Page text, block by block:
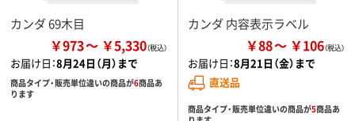
カンダ 69木目
￥973 ￥5,330
お届け日：8月24日（月）まで
商品タイプ・販売単位違いの商品が6商品あ
ります
カンダ 内容表示ラベル
￥88 ￥106
お届け日：8月21日（金）まで
直送品
商品タイプ・販売単位違いの商品が5商品あ